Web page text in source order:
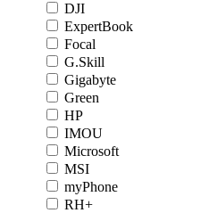
DJI
ExpertBook
Focal
G.Skill
Gigabyte
Green
HP
IMOU
Microsoft
MSI
myPhone
RH+